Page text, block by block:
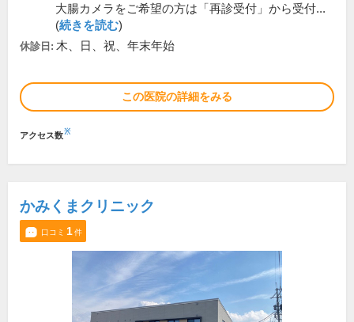
大腸カメラをご希望の方は「再診受付」から受付...
(続きを読む)
休診日: 木、日、祝、年末年始
この医院の詳細をみる
アクセス数※
かみくまクリニック
口コミ 1件